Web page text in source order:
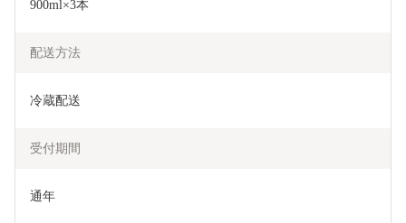
900ml×3本
配送方法
冷蔵配送
受付期間
通年